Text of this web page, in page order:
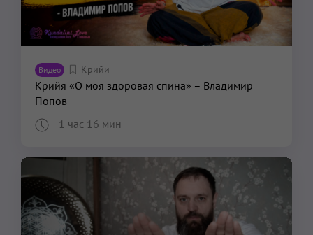
Видео Крийи
Крийя «О моя здоровая спина» – Владимир
Попов
1 час 16 мин